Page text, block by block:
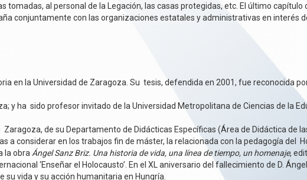
al personal de la Legación, las casas protegidas, etc. El último
conjuntamente con las organizaciones estatales y administrativas en interés
en la Universidad de Zaragoza. Su tesis, defendida en 2001, fue reconocida
y ha sido profesor invitado de la Universidad Metropolitana de Ciencias de la
de su Departamento de Didácticas Específicas (Área de Didáctica de
a considerar en los trabajos fin de máster, la relacionada con la pedagogía del
la obra Ángel Sanz Briz. Una historia de vida, una línea de tiempo, un homenaje,
‘Enseñar el Holocausto’. En el XL aniversario del fallecimiento de D.
vida y su acción humanitaria en Hungría.